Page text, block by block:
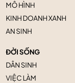
MÔ HÌNH
KINH DOANH XANH
AN SINH
ĐỜI SỐNG
DÂN SINH
VIỆC LÀM